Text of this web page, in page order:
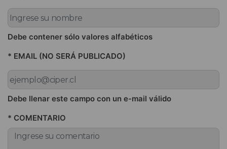
Debe contener sólo valores alfabéticos
* EMAIL (NO SERÁ PUBLICADO)
Debe llenar este campo con un e-mail válido
* COMENTARIO